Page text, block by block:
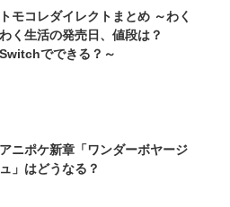
トモコレダイレクトまとめ ～わく
わく生活の発売日、値段は？
Switchでできる？～
アニポケ新章「ワンダーボヤージ
ュ」はどうなる？